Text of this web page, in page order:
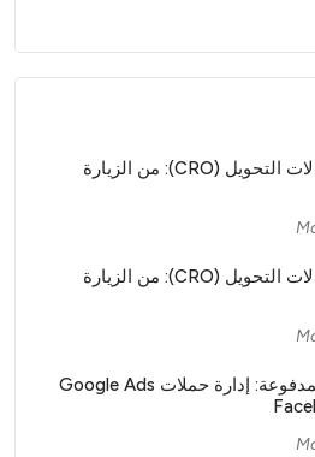
تحسين معدلات التحويل (CRO): من الزيارة
تحسين معدلات التحويل (CRO): من الزيارة
الإعلانات المدفوعة: إدارة حملات Google Ads